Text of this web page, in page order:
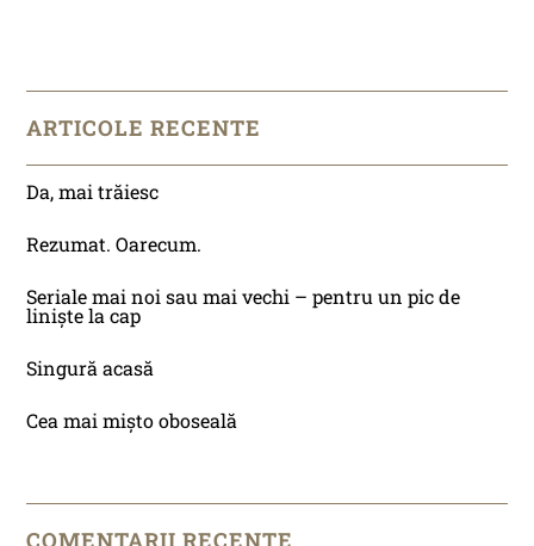
ARTICOLE RECENTE
Da, mai trăiesc
Rezumat. Oarecum.
Seriale mai noi sau mai vechi – pentru un pic de
liniște la cap
Singură acasă
Cea mai mișto oboseală
COMENTARII RECENTE